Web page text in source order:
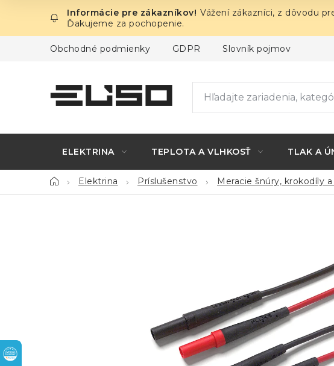
obsah
Vážení zákazníci, z dôvodu
Ďakujeme za pochopenie.
Obchodné podmienky GDPR Slovník pojmov
ELEKTRINA TEPLOTA A VLHKOSŤ TLAK A
DomovElektrina Príslušenstvo Meracie šnúry, krokodíly